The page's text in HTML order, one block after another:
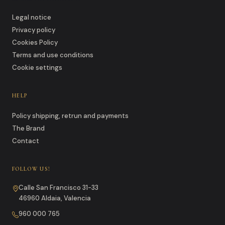
Legal notice
Privacy policy
Cookies Policy
Terms and use conditions
Cookie settings
HELP
Policy shipping, retrun and payments
The Brand
Contact
FOLLOW US!
Calle San Francisco 31-33
46960 Aldaia, Valencia
960 000 765